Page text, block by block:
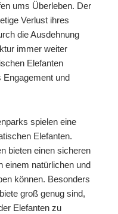
ums Überleben. Der
Verlust ihres
die Ausdehnung
immer weiter
Elefanten
Engagement und
spielen eine
Elefanten.
bieten einen sicheren
einem natürlichen und
können. Besonders
groß genug sind,
Elefanten zu